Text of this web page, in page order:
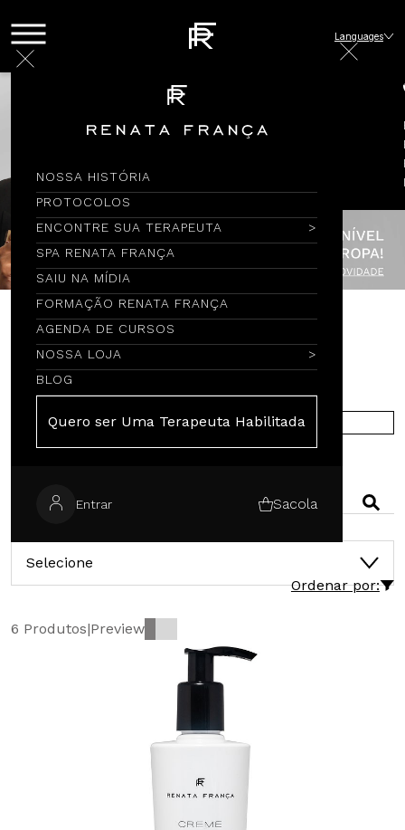
NOSSA HISTÓRIA
PROTOCOLOS
ENCONTRE SUA TERAPEUTA
SPA RENATA FRANÇA
SAIU NA MÍDIA
FORMAÇÃO RENATA FRANÇA
AGENDA DE CURSOS
NOSSA LOJA
BLOG
Quero ser Uma Terapeuta Habilitada
Entrar Sacola
Languages
Encontre por Nome
COMPRE NA EUROPA
Selecione
Ordenar por:
6 Produtos|Preview